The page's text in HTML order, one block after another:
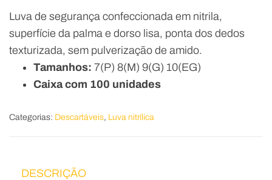
Luva de segurança confeccionada em nitrila,
superfície da palma e dorso lisa, ponta dos dedos
texturizada, sem pulverização de amido.
Tamanhos: 7(P) 8(M) 9(G) 10(EG)
Caixa com 100 unidades
Categorias: Descartáveis, Luva nitrílica
DESCRIÇÃO